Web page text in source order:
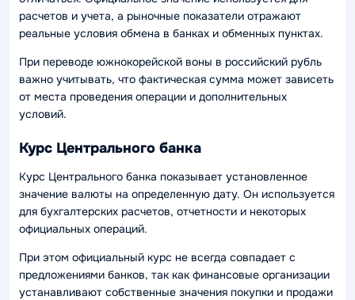
расчетов и учета, а рыночные показатели отражают
реальные условия обмена в банках и обменных пунктах.
При переводе южнокорейской воны в российский рубль
важно учитывать, что фактическая сумма может зависеть
от места проведения операции и дополнительных
условий.
Курс Центрального банка
Курс Центрального банка показывает установленное
значение валюты на определенную дату. Он используется
для бухгалтерских расчетов, отчетности и некоторых
официальных операций.
При этом официальный курс не всегда совпадает с
предложениями банков, так как финансовые организации
устанавливают собственные значения покупки и продажи